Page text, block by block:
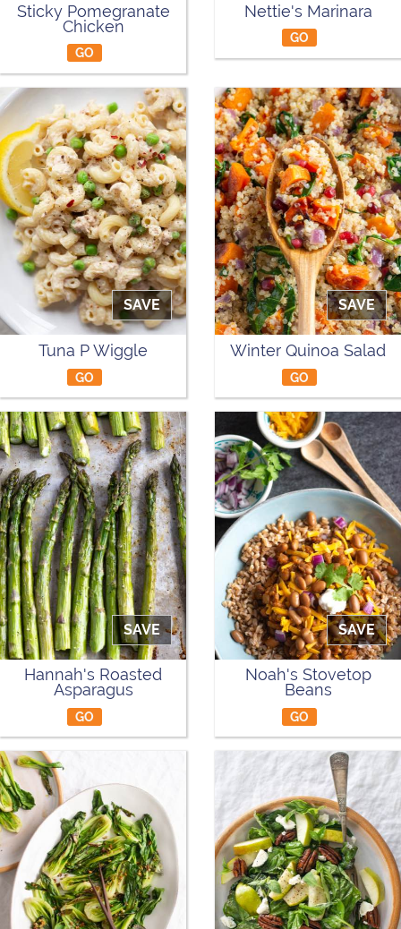
Sticky Pomegranate
Chicken
GO
Nettie's Marinara
GO
SAVE
Tuna P Wiggle
GO
SAVE
Winter Quinoa Salad
GO
SAVE
Hannah's Roasted
Asparagus
GO
SAVE
Noah's Stovetop
Beans
GO